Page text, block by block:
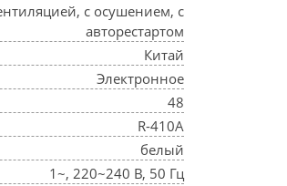
с осушением, с
авторестартом
Китай
Электронное
48
R-410A
белый
1~, 220~240 В, 50 Гц